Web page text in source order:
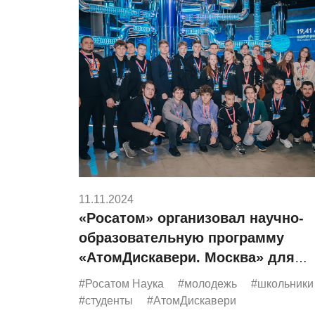
11.11.2024
«Росатом» организовал научно-
образовательную программу
«АтомДискавери. Москва» для
выпускников программ
образовательного центра
#Росатом Наука #молодежь
#школьники
#студенты
#АтомДискавери